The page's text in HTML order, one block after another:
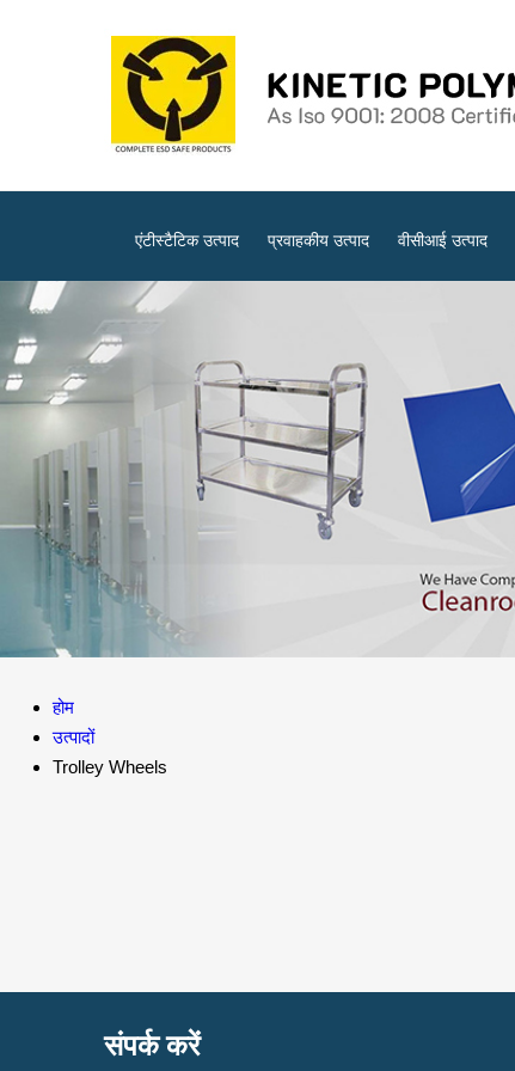
एंटीस्टैटिक उत्पाद प्रवाहकीय उत्पाद वीसीआई उत्पाद
साफ़ कमरे के उत्पाद
स्थैतिकरोधी पहनने योग्य विरोधी स्थैतिक जूते
प्रवाहकीय ट्रेलरों और ट्रॉलियों
होम
उत्पादों
Trolley Wheels
संपर्क करें